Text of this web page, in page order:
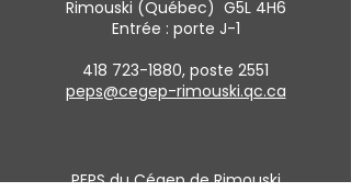
Rimouski (Québec) G5L 4H6
Entrée : porte J-1
418 723-1880, poste 2551
peps@cegep-rimouski.qc.ca
PEPS du Cégep de Rimouski